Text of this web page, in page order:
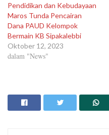
Pendidikan dan Kebudayaan
Maros Tunda Pencairan
Dana PAUD Kelompok
Bermain KB Sipakalebbi
Oktober 12, 2023
dalam "News"